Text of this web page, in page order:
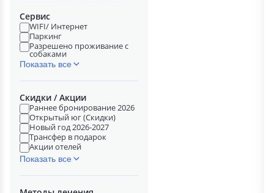
Сервис
WIFI/ Интернет
Паркинг
Разрешено проживание с
собаками
Показать все
Скидки / Акции
Раннее бронирование 2026
Открытый юг (Скидки)
Новый год 2026-2027
Трансфер в подарок
Акции отелей
Показать все